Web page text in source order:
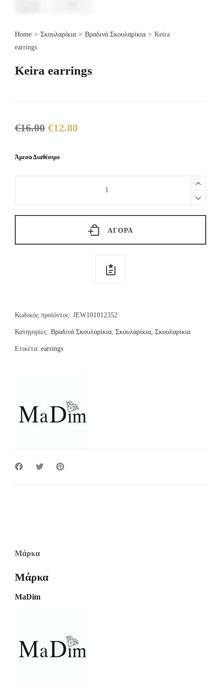
Home > Σκουλαρίκια > Βραδινά Σκουλαρίκια > Keira
earrings
Keira earrings
€16.00 Original
€12.80
Άμεσα Διαθέσιμο
ΑΓΟΡΆ
Κωδικός προϊόντος: JEW101012352
Κατηγορίες: Βραδινά Σκουλαρίκια Σκουλαρίκια Σκουλαρίκια
Ετικέτα: earrings
Μάρκα
Μάρκα
MaDim